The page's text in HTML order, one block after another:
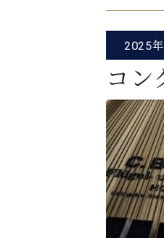
C.ベヒシ
W.ホフマ
W.ホフマ
ピアノのコンシェル
セントラム東京の
アフターサービス(
2025
コン